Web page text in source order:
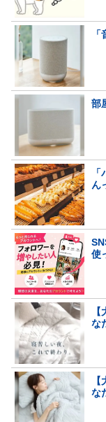
部
ん
使
な
な